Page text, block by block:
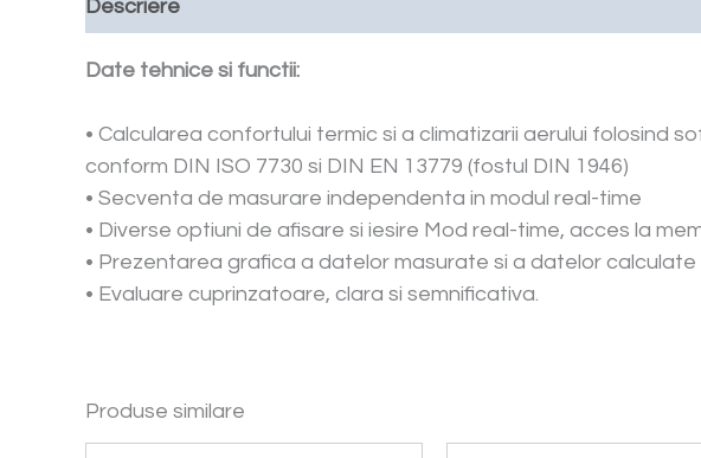
Descriere
Date tehnice si functii:
• Calcularea confortului termic si a climatizarii aerului folosind
conform DIN ISO 7730 si DIN EN 13779 (fostul DIN 1946)
• Secventa de masurare independenta in modul real-time
• Diverse optiuni de afisare si iesire Mod real-time, acces la
• Prezentarea grafica a datelor masurate si a datelor
• Evaluare cuprinzatoare, clara si semnificativa.
Produse similare